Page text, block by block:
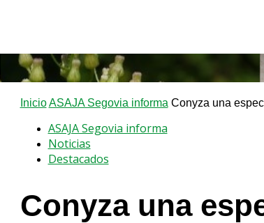
Inicio ASAJA Segovia informa Conyza una
ASAJA Segovia informa
Noticias
Destacados
Conyza una